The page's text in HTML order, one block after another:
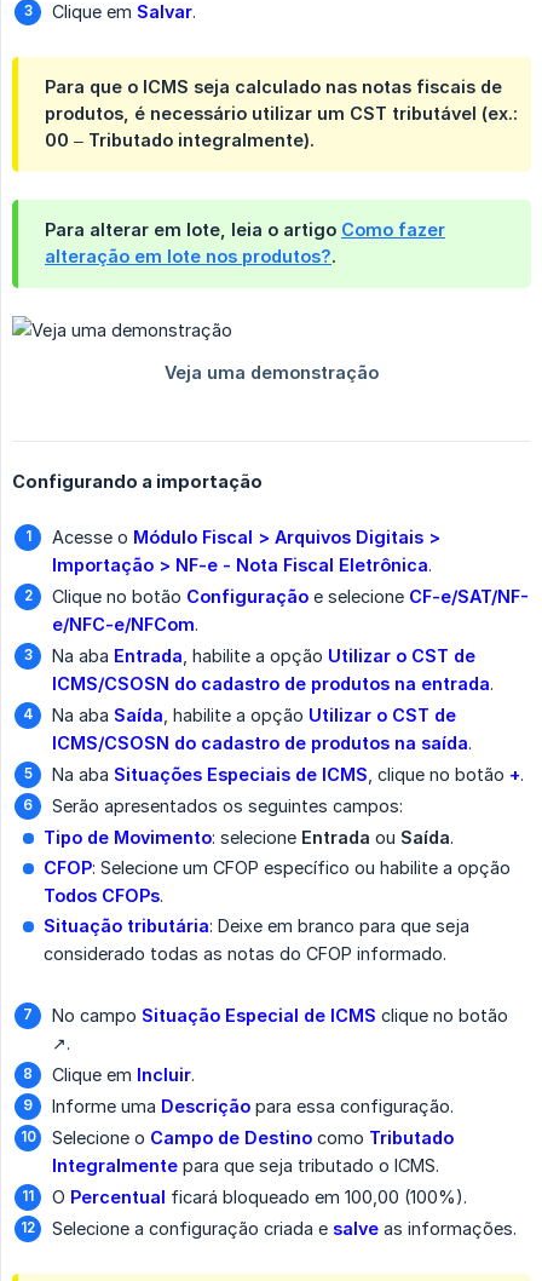
Clique em Salvar.
Para que o ICMS seja calculado nas notas fiscais de
produtos, é necessário utilizar um CST tributável (ex.:
00 – Tributado integralmente).
Para alterar em lote, leia o artigo Como fazer
alteração em lote nos produtos?.
Configurando a importação
Acesse o Módulo Fiscal > Arquivos Digitais >
Importação > NF-e - Nota Fiscal Eletrônica.
Clique no botão Configuração e selecione CF-e/SAT/NF-
e/NFC-e/NFCom.
Na aba Entrada , habilite a opção Utilizar o CST de
ICMS/CSOSN do cadastro de produtos na entrada.
Na aba Saída , habilite a opção Utilizar o CST de
ICMS/CSOSN do cadastro de produtos na saída.
Na aba Situações Especiais de ICMS , clique no botão +.
Serão apresentados os seguintes campos:
Tipo de Movimento: selecione Entrada ou Saída.
CFOP: Selecione um CFOP específico ou habilite a opção
Todos CFOPs.
Situação tributária: Deixe em branco para que seja
considerado todas as notas do CFOP informado.
No campo Situação Especial de ICMS clique no botão
↗️.
Clique em Incluir.
Informe uma Descrição para essa configuração.
Selecione o Campo de Destino como Tributado
Integralmente para que seja tributado o ICMS.
O Percentual ficará bloqueado em 100,00 (100%).
Selecione a configuração criada e salve as informações.